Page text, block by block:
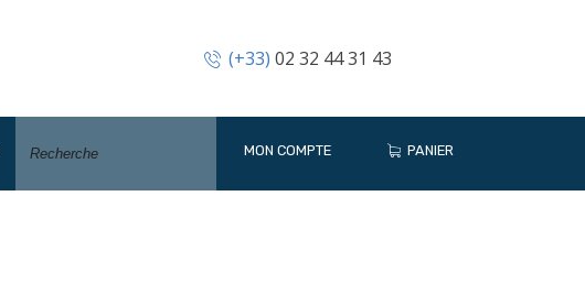
(+33) 02 32 44 31 43
MON COMPTE PANIER